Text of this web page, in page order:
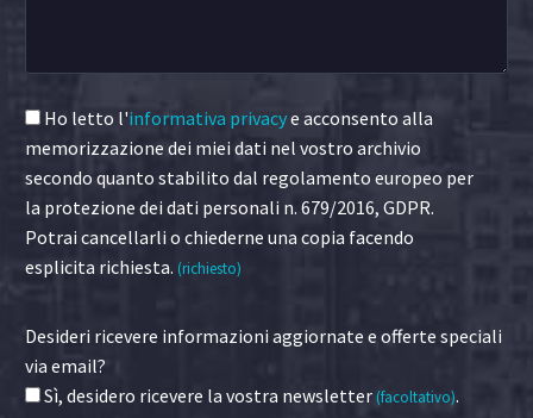
Ho letto l'informativa privacye acconsento alla
memorizzazione dei miei dati nel vostro archivio
secondo quanto stabilito dal regolamento europeo per
la protezione dei dati personali n. 679/2016, GDPR.
Potrai cancellarli o chiederne una copia facendo
esplicita richiesta. (richiesto)
Desideri ricevere informazioni aggiornate e offerte speciali
via email?
Sì, desidero ricevere la vostra newsletter(facoltativo).